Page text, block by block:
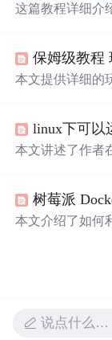
这篇教程详细介
r、创建Docker
定设备。按照
保姆级教程
本文提供详细的
linux下可以
本文讲述了作者
读者避坑，特别
创建桥接网络的
树莓派
本文介绍了如何
说点什么…